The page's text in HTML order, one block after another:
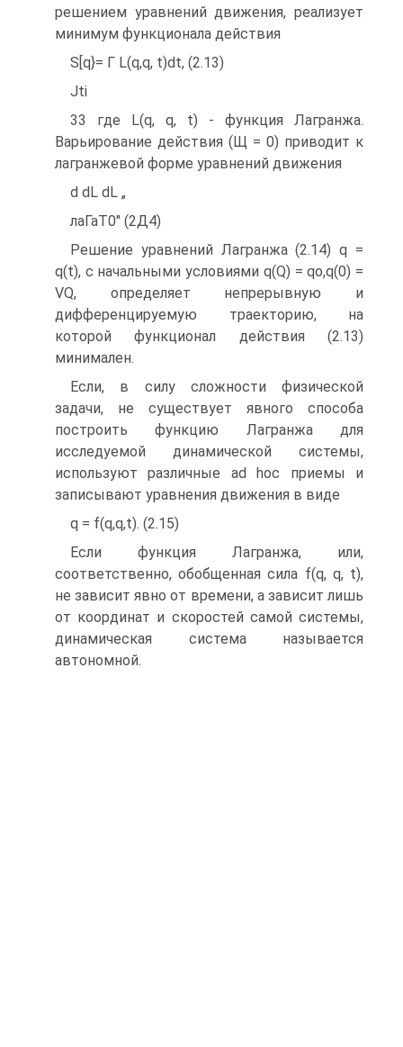
решением уравнений движения, реализует
минимум функционала действия
S[q}= Г L(q,q, t)dt, (2.13)
Jti
33 где L(q, q, t) - функция Лагранжа.
Варьирование действия (Щ = 0) приводит к
лагранжевой форме уравнений движения
d dL dL „
лаГаТ0" (2Д4)
Решение уравнений Лагранжа (2.14) q =
q(t), с начальными условиями q(Q) = qo,q(0) =
VQ, определяет непрерывную и
дифференцируемую траекторию, на
которой функционал действия (2.13)
минимален.
Если, в силу сложности физической
задачи, не существует явного способа
построить функцию Лагранжа для
исследуемой динамической системы,
используют различные ad hoc приемы и
записывают уравнения движения в виде
q = f(q,q,t). (2.15)
Если функция Лагранжа, или,
соответственно, обобщенная сила f(q, q, t),
не зависит явно от времени, а зависит лишь
от координат и скоростей самой системы,
динамическая система называется
автономной.